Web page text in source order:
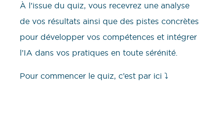
À l’issue du quiz, vous recevrez une analyse
de vos résultats ainsi que des pistes concrètes
pour développer vos compétences et intégrer
l’IA dans vos pratiques en toute sérénité.
Pour commencer le quiz, c’est par ici ⤵️